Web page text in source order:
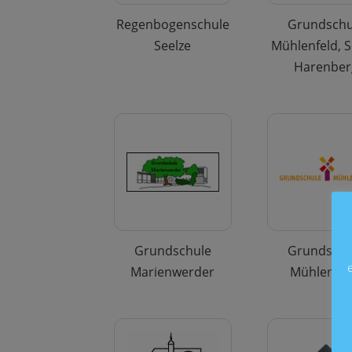
Regenbogenschule
Seelze
Mühlenfeld,
Grundschule
Marienwerder